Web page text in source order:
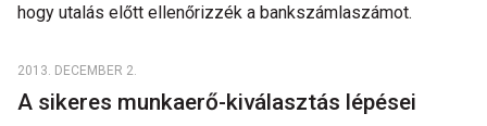
hogy utalás előtt ellenőrizzék a bankszámlaszámot.
2013. DECEMBER 2.
A sikeres munkaerő-kiválasztás lépései